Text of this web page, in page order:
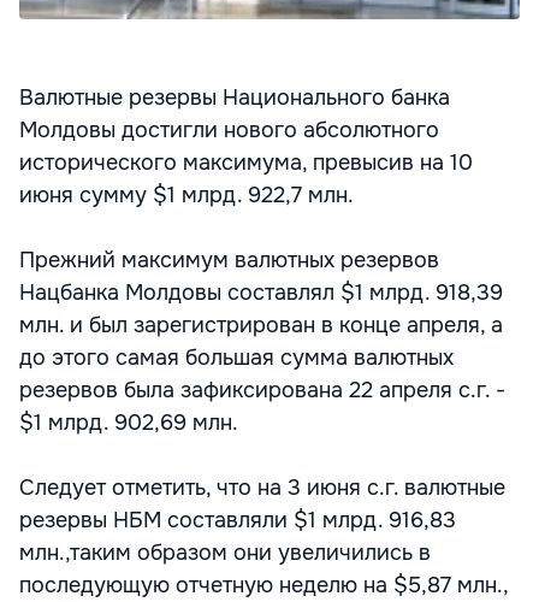
Валютные резервы Национального банка
Молдовы достигли нового абсолютного
исторического максимума, превысив на 10
июня сумму $1 млрд. 922,7 млн.
Прежний максимум валютных резервов
Нацбанка Молдовы составлял $1 млрд. 918,39
млн. и был зарегистрирован в конце апреля, а
до этого самая большая сумма валютных
резервов была зафиксирована 22 апреля с.г. -
$1 млрд. 902,69 млн.
Следует отметить, что на 3 июня с.г. валютные
резервы НБМ составляли $1 млрд. 916,83
млн.,таким образом они увеличились в
последующую отчетную неделю на $5,87 млн.,